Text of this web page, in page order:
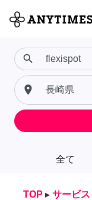
全て
search
place
TOP ▸ サービス